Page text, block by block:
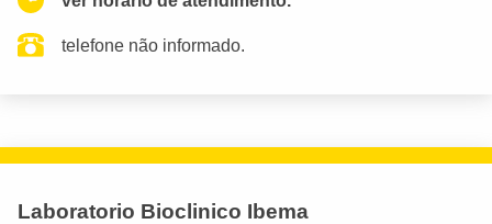
telefone não informado.
Laboratorio Bioclinico Ibema